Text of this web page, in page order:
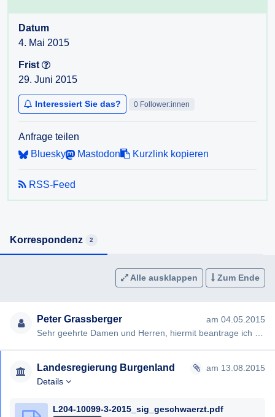
Datum
4. Mai 2015
Frist
29. Juni 2015
Interessiert Sie das? 0 Follower:innen
Anfrage teilen
Bluesky
Mastodon Kurzlink kopieren
RSS-Feed
Korrespondenz 2
Alle ausklappen Zum Ende
Peter Grassberger
am 04.05.2015
Landesregierung Burgenland
am 13.08.2015
Details
L204-10099-3-2015_sig_geschwaerzt.pdf